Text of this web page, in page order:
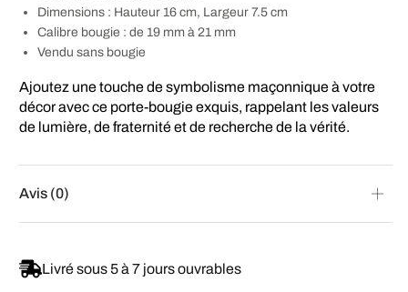
Dimensions : Hauteur 16 cm, Largeur 7.5 cm
Calibre bougie : de 19 mm à 21 mm
Vendu sans bougie
Ajoutez une touche de symbolisme maçonnique à votre
décor avec ce porte-bougie exquis, rappelant les valeurs
de lumière, de fraternité et de recherche de la vérité.
Avis (0)
Livré sous 5 à 7 jours ouvrables